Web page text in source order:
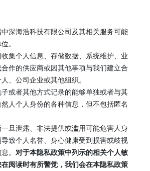
中深海浩科技有限公司 及其相关服务可能
。
集个人信息、存储数据、系统维护、业
作的供应商或因其他事项与我们建立合
、公司企业或其他组织。
或者其他方式记录的能够单独或者与其
人个人身份的各种信息，但不包括匿名
一旦泄露、非法提供或滥用可能危害人身
致个人名誉、身心健康受到损害或歧视
。 对于本隐私政策中列示的相关个人敏
阅读时有所警觉，我们会在本隐私政策